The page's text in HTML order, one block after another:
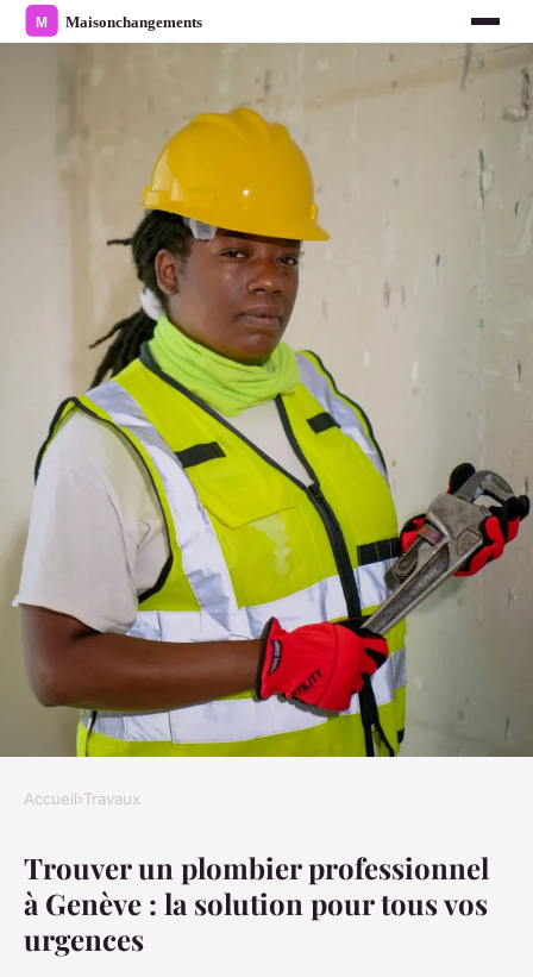
Plombier à Genève :
dépannage rapide pour tous
vos besoins
Accueil›Travaux
Trouver un plombier professionnel
à Genève : la solution pour tous vos
urgences